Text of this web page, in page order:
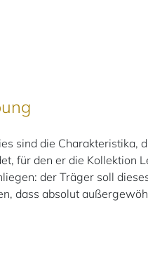
sind die Charakteristika,
für den er die Kollektion
der Träger soll
dass absolut